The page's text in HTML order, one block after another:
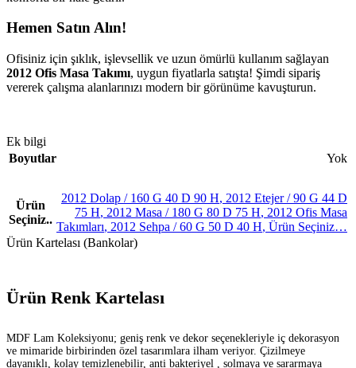
Hemen Satın Alın!
Ofisiniz için şıklık, işlevsellik ve uzun ömürlü kullanım sağlayan
2012 Ofis Masa Takımı, uygun fiyatlarla satışta! Şimdi sipariş
vererek çalışma alanlarınızı modern bir görünüme kavuşturun.
Ek bilgi
Boyutlar
Yok
Ürün
Seçiniz..
2012 Dolap / 160 G 40 D 90 H, 2012 Etejer / 90 G 44 D
75 H, 2012 Masa / 180 G 80 D 75 H, 2012 Ofis Masa
Takımları, 2012 Sehpa / 60 G 50 D 40 H, Ürün Seçiniz…
Ürün Kartelası (Bankolar)
Ürün Renk Kartelası
MDF Lam Koleksiyonu; geniş renk ve dekor seçenekleriyle iç dekorasyon
ve mimaride birbirinden özel tasarımlara ilham veriyor. Çizilmeye
dayanıklı, kolay temizlenebilir, anti bakteriyel , solmaya ve sararmaya